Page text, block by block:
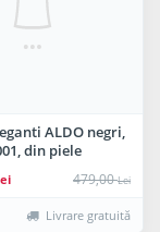
ALDO negri,
din piele
479,00Lei
Livrare gratuită